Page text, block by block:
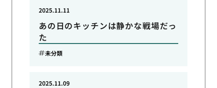
あの日のキッチンは静かな戦場だっ
た
2025.11.11
未分類
2025.11.09